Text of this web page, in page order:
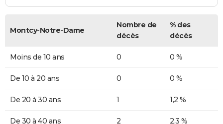
Montcy-Notre-Dame
Nombre de
décès
% des
décès
Moins de 10 ans 0 0 %
De 10 à 20 ans 0 0 %
De 20 à 30 ans 1 1,2 %
De 30 à 40 ans 2 2,3 %